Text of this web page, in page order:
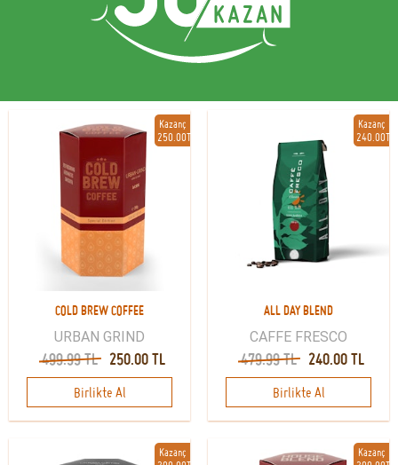
Kazanç
250.00TL
COLD BREW COFFEE
URBAN GRIND
499.99 TL 250.00 TL
Birlikte Al
Kazanç
240.00TL
ALL DAY BLEND
CAFFE FRESCO
479.99 TL 240.00 TL
Birlikte Al
Kazanç
Kazanç